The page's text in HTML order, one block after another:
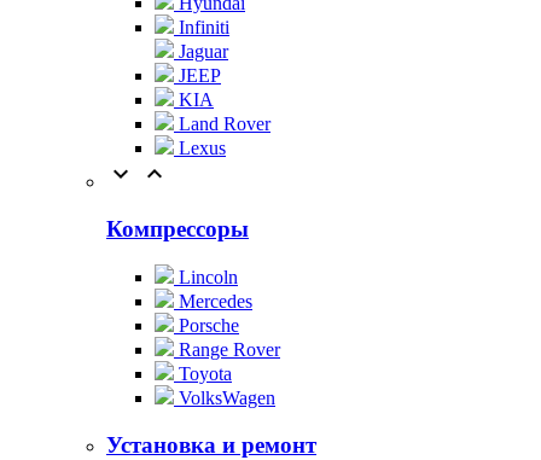
Infiniti
Jaguar
JEEP
KIA
Land Rover
Lexus
 
Компрессоры
Lincoln
Mercedes
Porsche
Range Rover
Toyota
VolksWagen
Установка и ремонт